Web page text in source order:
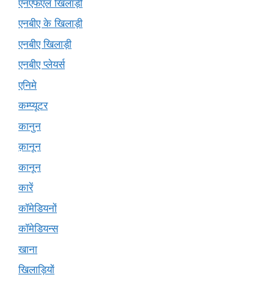
एनएफएल खिलाड़ी
एनबीए के खिलाड़ी
एनबीए खिलाड़ी
एनबीए प्लेयर्स
एनिमे
कम्प्यूटर
कानुन
क़ानून
कानून
कारें
कॉमेडियनों
कॉमेडियन्स
खाना
खिलाड़ियों